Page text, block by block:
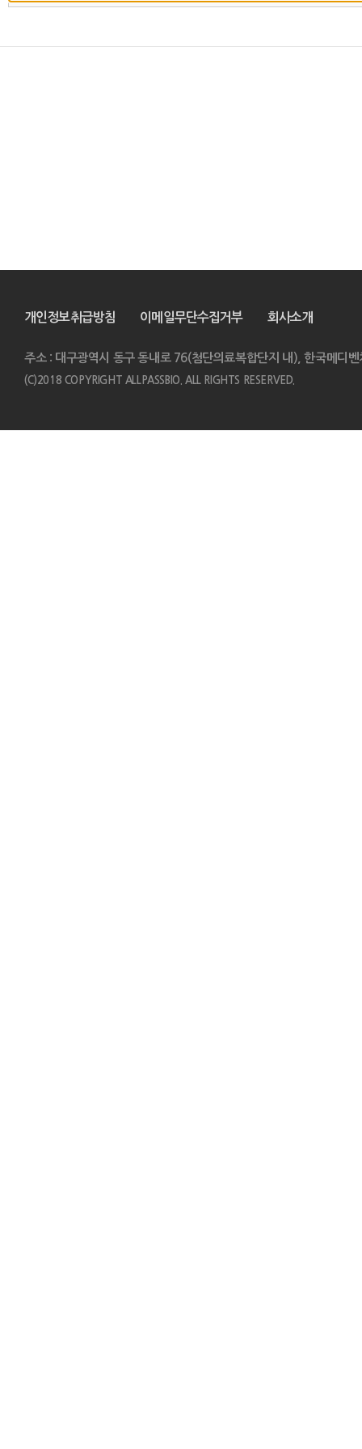
개인정보취급방침 이메일무단수집거부 회사소개
주소 : 대구광역시 동구 동내로 76(첨단의료복합단지 내), 한국메디
(C)2018 COPYRIGHT ALLPASSBIO. ALL RIGHTS RESERVED.